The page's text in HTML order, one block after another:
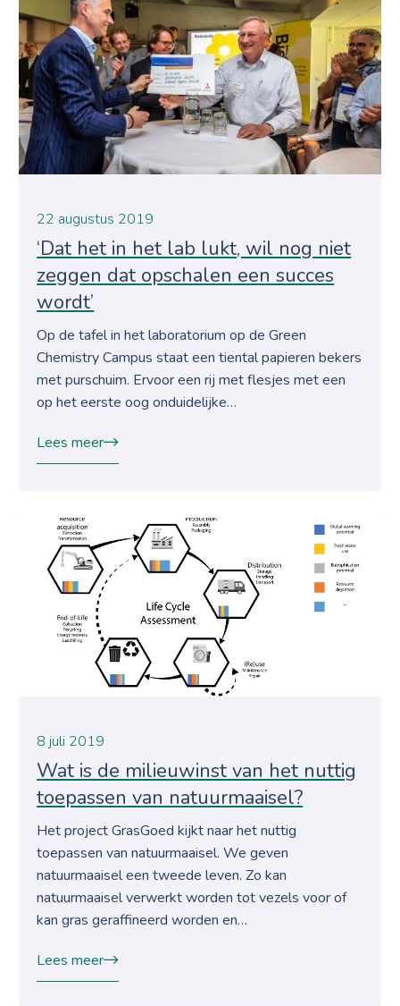
22 augustus 2019
‘Dat het in het lab lukt, wil nog niet
zeggen dat opschalen een succes
wordt’
Op de tafel in het laboratorium op de Green
Chemistry Campus staat een tiental papieren bekers
met purschuim. Ervoor een rij met flesjes met een
op het eerste oog onduidelijke…
Lees meer
8 juli 2019
Wat is de milieuwinst van het nuttig
toepassen van natuurmaaisel?
Het project GrasGoed kijkt naar het nuttig
toepassen van natuurmaaisel. We geven
natuurmaaisel een tweede leven. Zo kan
natuurmaaisel verwerkt worden tot vezels voor of
kan gras geraffineerd worden en…
Lees meer